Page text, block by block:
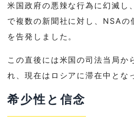
米国政府の悪辣な行為に幻滅し
で複数の新聞社に対し、NSAの
を告発しました。
この直後には米国の司法当局か
れ、現在はロシアに滞在中とな
希少性と信念